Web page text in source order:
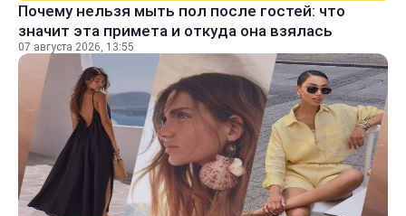
Почему нельзя мыть пол после гостей: что
значит эта примета и откуда она взялась
07 августа 2026, 13:55